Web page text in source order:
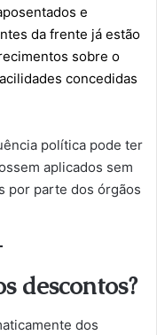
e
da frente já estão
sobre o
concedidas
política pode ter
aplicados sem
por parte dos órgãos
descontos?
dos